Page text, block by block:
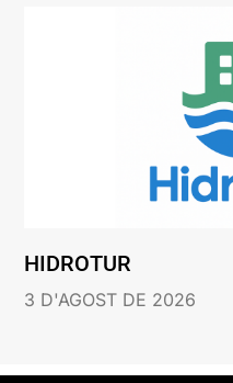
HIDROTUR
3 D'AGOST DE 2026